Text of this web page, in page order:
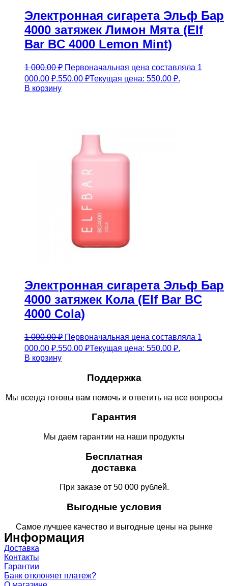
Электронная сигарета Эльф Бар
4000 затяжек Лимон Мята (Elf
Bar BC 4000 Lemon Mint)
1 000.00₽ Первоначальная цена составляла 1
000.00 ₽.550.00 ₽Текущая цена: 550.00 ₽.
В корзину
Электронная сигарета Эльф Бар
4000 затяжек Кола (Elf Bar BC
4000 Cola)
1 000.00₽ Первоначальная цена составляла 1
000.00 ₽.550.00 ₽Текущая цена: 550.00 ₽.
В корзину
Поддержка
Мы всегда готовы вам помочь и ответить на все вопросы
Гарантия
Мы даем гарантии на наши продукты
Бесплатная
доставка
При заказе от 50 000 рублей.
Выгодные условия
Самое лучшее качество и выгодные цены на рынке
Информация
Доставка
Контакты
Гарантии
Банк отклоняет платеж?